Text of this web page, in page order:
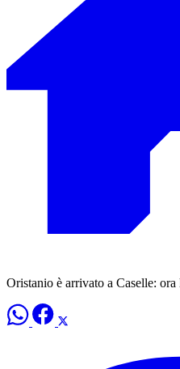
Oristanio è arrivato a Caselle: